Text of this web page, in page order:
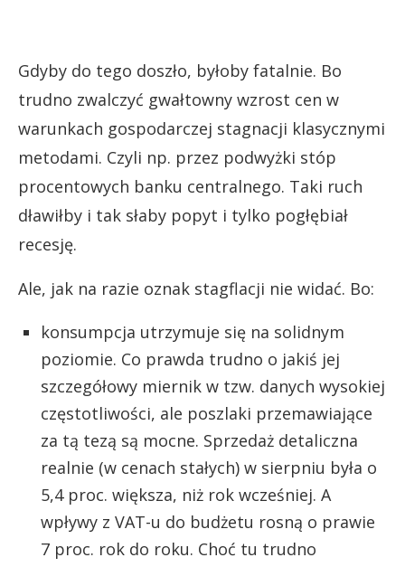
Gdyby do tego doszło, byłoby fatalnie. Bo
trudno zwalczyć gwałtowny wzrost cen w
warunkach gospodarczej stagnacji klasycznymi
metodami. Czyli np. przez podwyżki stóp
procentowych banku centralnego. Taki ruch
dławiłby i tak słaby popyt i tylko pogłębiał
recesję.
Ale, jak na razie oznak stagflacji nie widać. Bo:
konsumpcja utrzymuje się na solidnym
poziomie. Co prawda trudno o jakiś jej
szczegółowy miernik w tzw. danych wysokiej
częstotliwości, ale poszlaki przemawiające
za tą tezą są mocne. Sprzedaż detaliczna
realnie (w cenach stałych) w sierpniu była o
5,4 proc. większa, niż rok wcześniej. A
wpływy z VAT-u do budżetu rosną o prawie
7 proc. rok do roku. Choć tu trudno